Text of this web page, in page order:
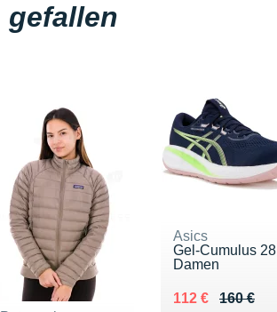
gefallen
Asics
Gel-Cumulus 28
Damen
160 €
Au lieu de 160 €
112 €
Vendu 112 €